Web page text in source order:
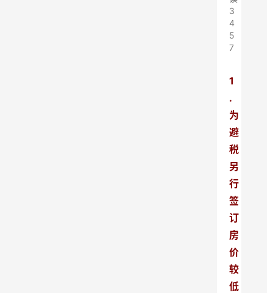
3
4
5
7
1
.
为
避
税
另
行
签
订
房
价
较
低